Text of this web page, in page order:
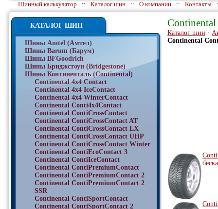
Шинный калькулятор :: Каталог шин :: О компании :: Контакты
КАТАЛОГ ШИН
Шины Amtel (Амтел)
Шины Barum (Барум)
Шины BFGoodrich
Шины Бриджстоун (Bridgestone)
Шины Континенталь (Continental)
Continental 4x4 Contact
Continental 4x4 IceContact
Continental 4x4 WinterContact
Continental Conti4x4Contact
Continental ContiCrossContact
Continental ContiCrossContact AT
Continental ContiCrossContact LX
Continental ContiCrossContact UHP
Continental ContiCrossContact Winter
Continental ContiEcoContact 3
Continental ContiIceContact
Continental ContiPremiumContact
Continental ContiPremiumContact 2
Continental ContiPremiumContact 2
SSR
Continental ContiSportContact
Continental ContiSportContact 2
Каталог шин ·
Continental